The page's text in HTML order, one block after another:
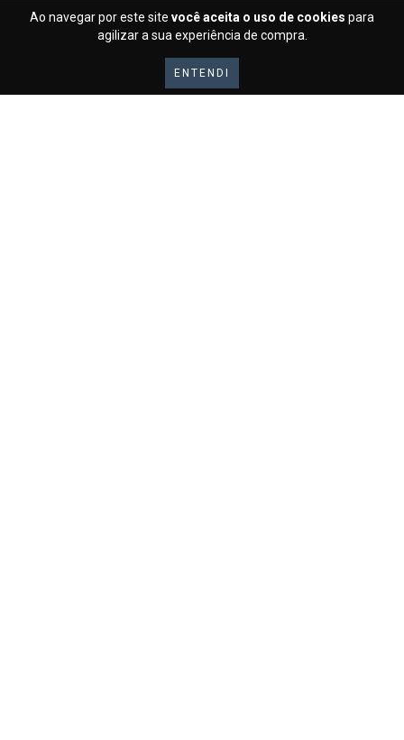
Ao navegar por este site você aceita o uso de cookies para
agilizar a sua experiência de compra.
ENTENDI